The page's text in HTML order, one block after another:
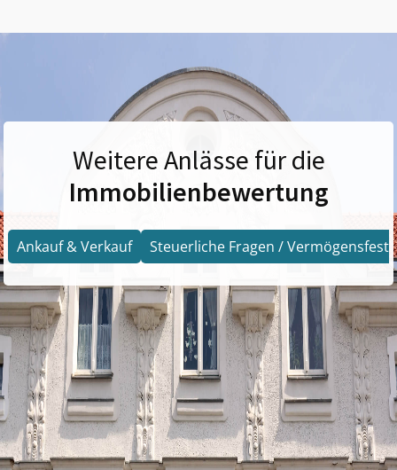
Weitere Anlässe für die
Immobilienbewertung
Ankauf & Verkauf Steuerliche Fragen /